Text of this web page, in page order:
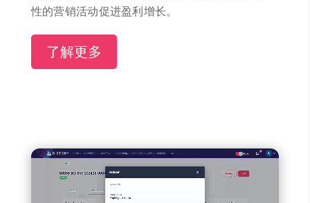
性的营销活动促进盈利增长。
了解更多